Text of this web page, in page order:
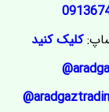
کلیک کنید